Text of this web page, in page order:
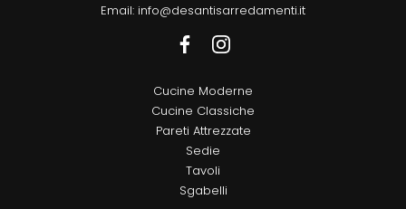
Email: info@desantisarredamenti.it
Cucine Moderne
Cucine Classiche
Pareti Attrezzate
Sedie
Tavoli
Sgabelli